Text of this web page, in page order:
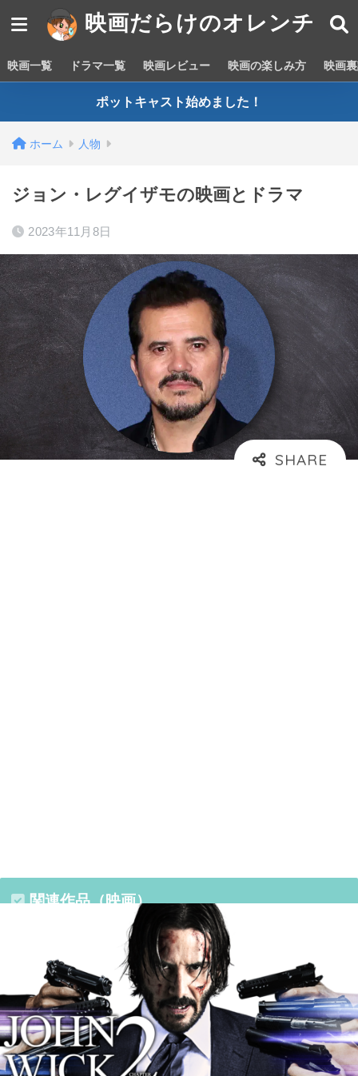
映画だらけのオレンチ
映画一覧 ドラマ一覧 映画レビュー 映画の楽しみ方 映画
ポットキャスト始めました！
ホーム 人物
ジョン・レグイザモの映画とドラマ
2023年11月8日
関連作品（映画）